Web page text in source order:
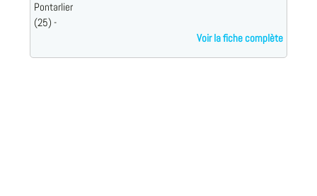
Pontarlier
(25) -
Voir la fiche complète